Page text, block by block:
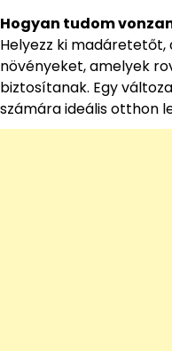
Hogyan tudom
Helyezz ki madáretetőt,
növényeket, amelyek
biztosítanak. Egy
számára ideális otthon